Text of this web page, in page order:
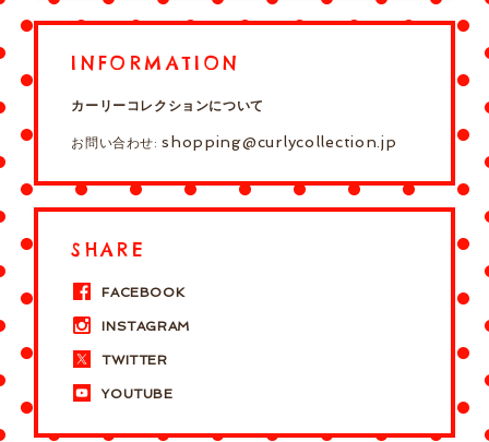
INFORMATION
カーリーコレクションについて
お問い合わせ:shopping@curlycollection.jp
SHARE
FACEBOOK
INSTAGRAM
TWITTER
YOUTUBE